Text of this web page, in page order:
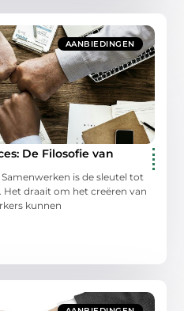
AANBIEDINGEN
De Filosofie van
is de sleutel tot
draait om het creëren van
kunnen